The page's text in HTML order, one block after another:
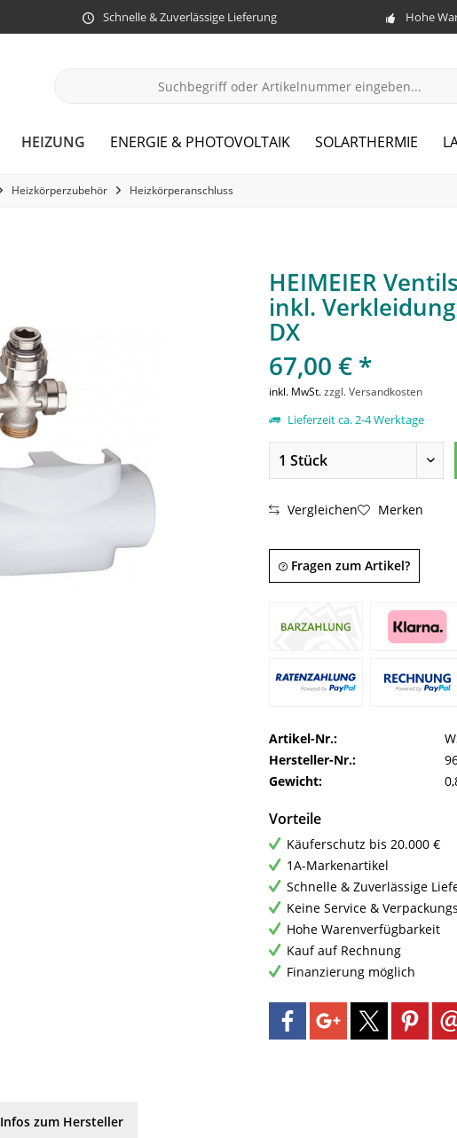
Schnelle & Zuverlässige Lieferung Hohe
HEIZUNG ENERGIE & PHOTOVOLTAIK SOLARTHERMIE
Heizkörperzubehör Heizkörperanschluss
HEIMEIER
inkl.
DX
67,00 € *
inkl. MwSt.zzgl. Versandkosten
Lieferzeit ca. 2-4 Werktage
Vergleichen Merken
Fragen zum Artikel?
Artikel-Nr.:
Hersteller-Nr.:
Gewicht:
Vorteile
Käuferschutz bis 20.000 €
1A-Markenartikel
Schnelle & Zuverlässige
Keine Service &
Hohe Warenverfügbarkeit
Kauf auf Rechnung
Finanzierung möglich
Infos zum Hersteller